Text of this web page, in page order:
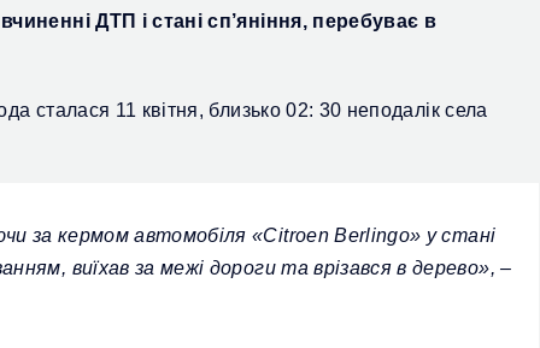
ДТП і стані сп’яніння, перебуває в
сталася 11 квітня, близько 02: 30 неподалік села
за кермом автомобіля «Citroen Berlingo» у стані
виїхав за межі дороги та врізався в дерево», –